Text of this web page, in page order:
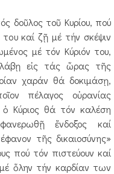
δοῦλος τοῦ Κυρίου, πού
του καί ζῇ μέ τήν σκέψιν
μέ τόν Κύριόν του,
λάβῃ εἰς τάς ὥρας τῆς
χαράν θά δοκιμάσῃ,
πέλαγος οὐρανίας
Κύριος θά τόν καλέση
ἔνδοξος καί
τῆς δικαιοσύνης»
πού τόν πιστεύουν καί
ὅλην τήν καρδίαν των